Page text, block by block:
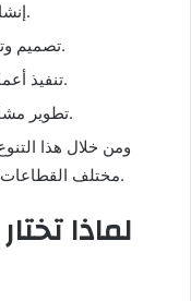
إنشاء المصانع الإنتاجية والهناجر المعدنية.
تصميم وتنفيذ المستودعات الزراعية والتجارية.
تنفيذ أعمال الخرسانة المسلحة والبنية التحتية.
تطوير مشاريع المقاولات العامة بأساليب حديثة.
ومن خلال هذا
مختلف القطاعات الصناعية والتجارية بكفاءة واحترافية.
لماذا